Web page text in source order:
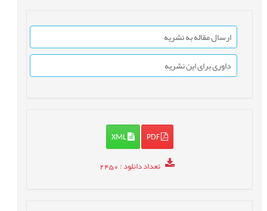
ارسال مقاله به نشریه
داوری برای این نشریه
PDF
XML
تعداد دانلود: 2450